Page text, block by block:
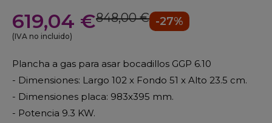
619,04 €848,00 € -27%
(IVA no incluido)
Plancha a gas para asar bocadillos GGP 6.10
- Dimensiones: Largo 102 x Fondo 51 x Alto 23.5 cm.
- Dimensiones placa: 983x395 mm.
- Potencia 9.3 KW.